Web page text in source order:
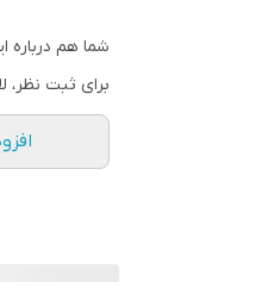
شما هم درباره
برای ثبت نظر،